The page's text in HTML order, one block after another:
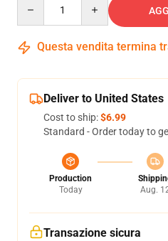
Questa vendita termina
Deliver to United States
Cost to ship:$6.99
Standard - Order today to
Production
Today
Aug.
Transazione sicura